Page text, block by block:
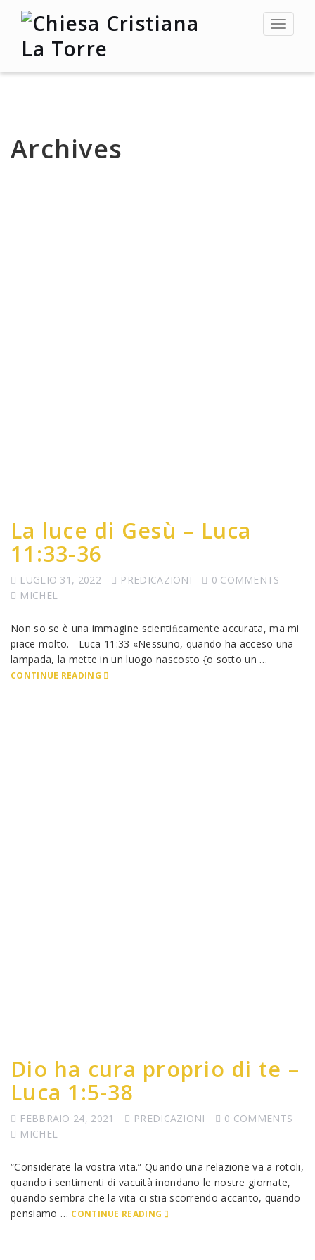
Toggle
Archives
La luce di Gesù – Luca
11:33-36
LUGLIO 31, 2022 PREDICAZIONI
0 COMMENTS
MICHEL
Non so se è una immagine scientiﬁcamente accurata, ma mi
piace molto. Luca 11:33 «Nessuno, quando ha acceso una
lampada, la mette in un luogo nascosto {o sotto un …
CONTINUE READING
Dio ha cura proprio di te –
Luca 1:5-38
FEBBRAIO 24, 2021 PREDICAZIONI
0 COMMENTS
MICHEL
“Considerate la vostra vita.” Quando una relazione va a rotoli,
quando i sentimenti di vacuità inondano le nostre giornate,
quando sembra che la vita ci stia scorrendo accanto, quando
pensiamo … CONTINUE READING